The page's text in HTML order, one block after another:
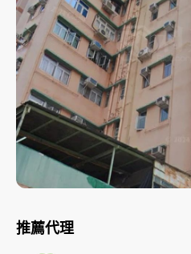
推薦代理